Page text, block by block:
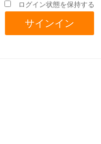
ログイン状態を保持する